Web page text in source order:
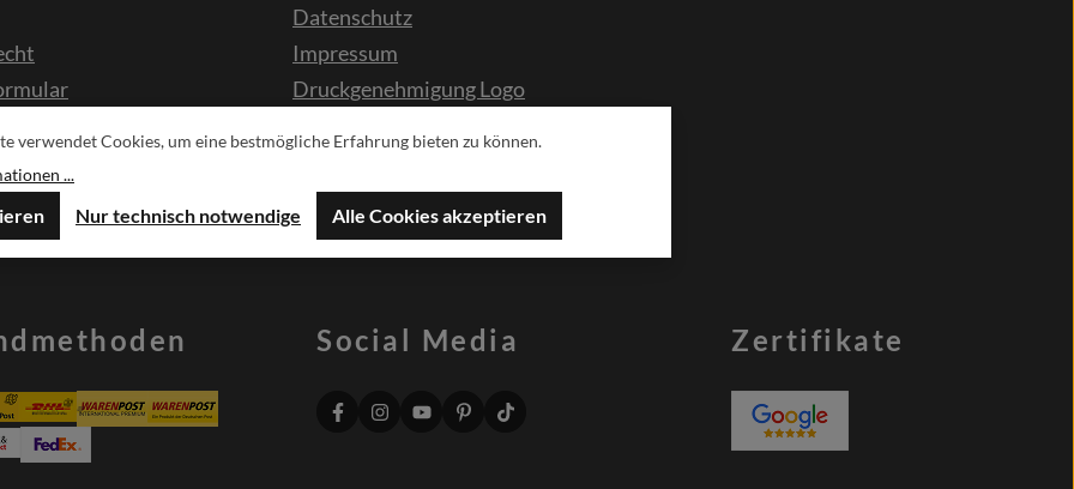
Datenschutz
Impressum
Druckgenehmigung Logo
Social Media Zertifikate
verwendet Cookies, um eine bestmögliche Erfahrung bieten zu können.
...
Nur technisch notwendige Alle Cookies akzeptieren